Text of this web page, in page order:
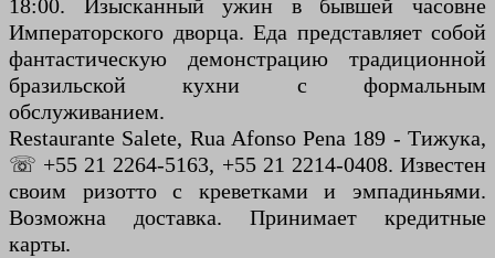
18:00. Изысканный ужин в бывшей часовне
Императорского дворца. Еда представляет собой
фантастическую демонстрацию традиционной
бразильской кухни с формальным
обслуживанием.
Restaurante Salete, Rua Afonso Pena 189 - Тижука,
☏ +55 21 2264-5163, +55 21 2214-0408. Известен
своим ризотто с креветками и эмпадиньями.
Возможна доставка. Принимает кредитные
карты.